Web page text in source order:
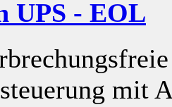
UPS - EOL
mit